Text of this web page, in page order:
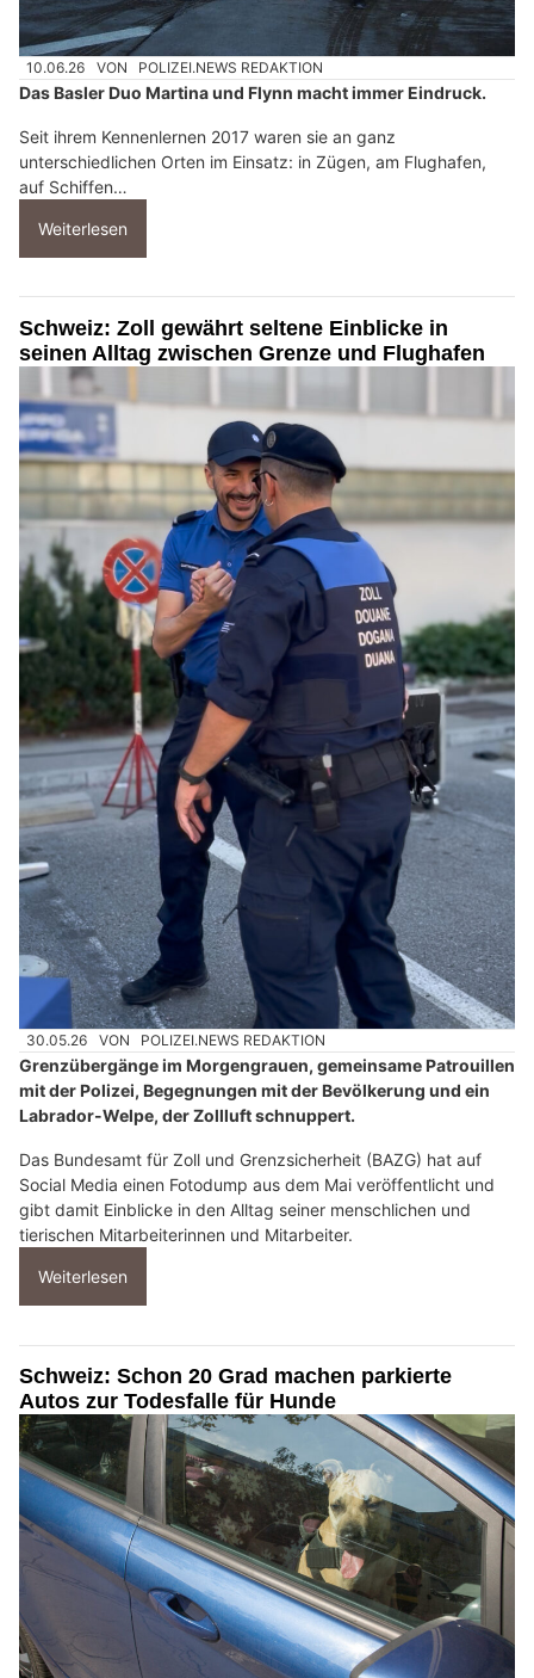
10.06.26 VON POLIZEI.NEWS REDAKTION
Das Basler Duo Martina und Flynn macht immer Eindruck.
Seit ihrem Kennenlernen 2017 waren sie an ganz
unterschiedlichen Orten im Einsatz: in Zügen, am Flughafen,
auf Schiffen…
Weiterlesen
Schweiz: Zoll gewährt seltene Einblicke in
seinen Alltag zwischen Grenze und Flughafen
30.05.26 VON POLIZEI.NEWS REDAKTION
Grenzübergänge im Morgengrauen, gemeinsame Patrouillen
mit der Polizei, Begegnungen mit der Bevölkerung und ein
Labrador-Welpe, der Zollluft schnuppert.
Das Bundesamt für Zoll und Grenzsicherheit (BAZG) hat auf
Social Media einen Fotodump aus dem Mai veröffentlicht und
gibt damit Einblicke in den Alltag seiner menschlichen und
tierischen Mitarbeiterinnen und Mitarbeiter.
Weiterlesen
Schweiz: Schon 20 Grad machen parkierte
Autos zur Todesfalle für Hunde